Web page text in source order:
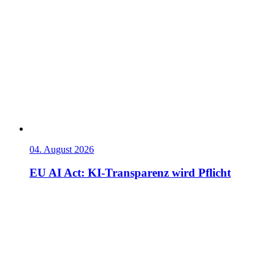
04. August 2026
EU AI Act: KI-Transparenz wird Pflicht